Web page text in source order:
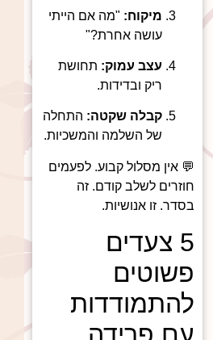
מיקוח: "מה אם הייתי
עושה אחרת?"
עצב עמוק: תחושת
ריק ובדידות.
קבלה שקטה: התחלה
של השלמה והמשכיות.
💬 אין מסלול קבוע. לפעמים
חוזרים לשלב קודם. זה
בסדר. זו אנושיות.
5 צעדים
פשוטים
להתמודדות